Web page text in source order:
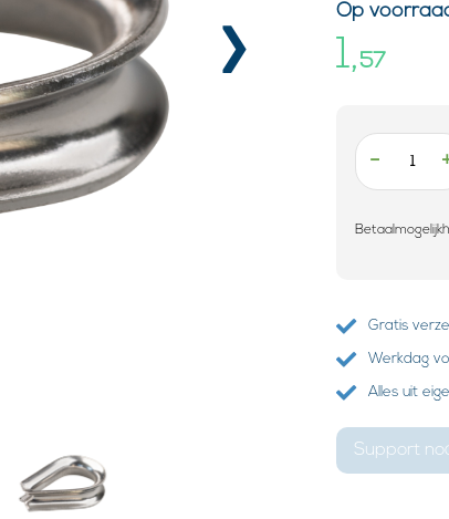
› Op
1,57
-
Gratis
Werkdag
Alles uit
Support